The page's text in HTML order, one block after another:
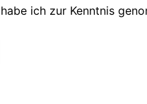
ich zur Kenntnis